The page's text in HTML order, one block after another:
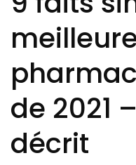
de 2021
décrit